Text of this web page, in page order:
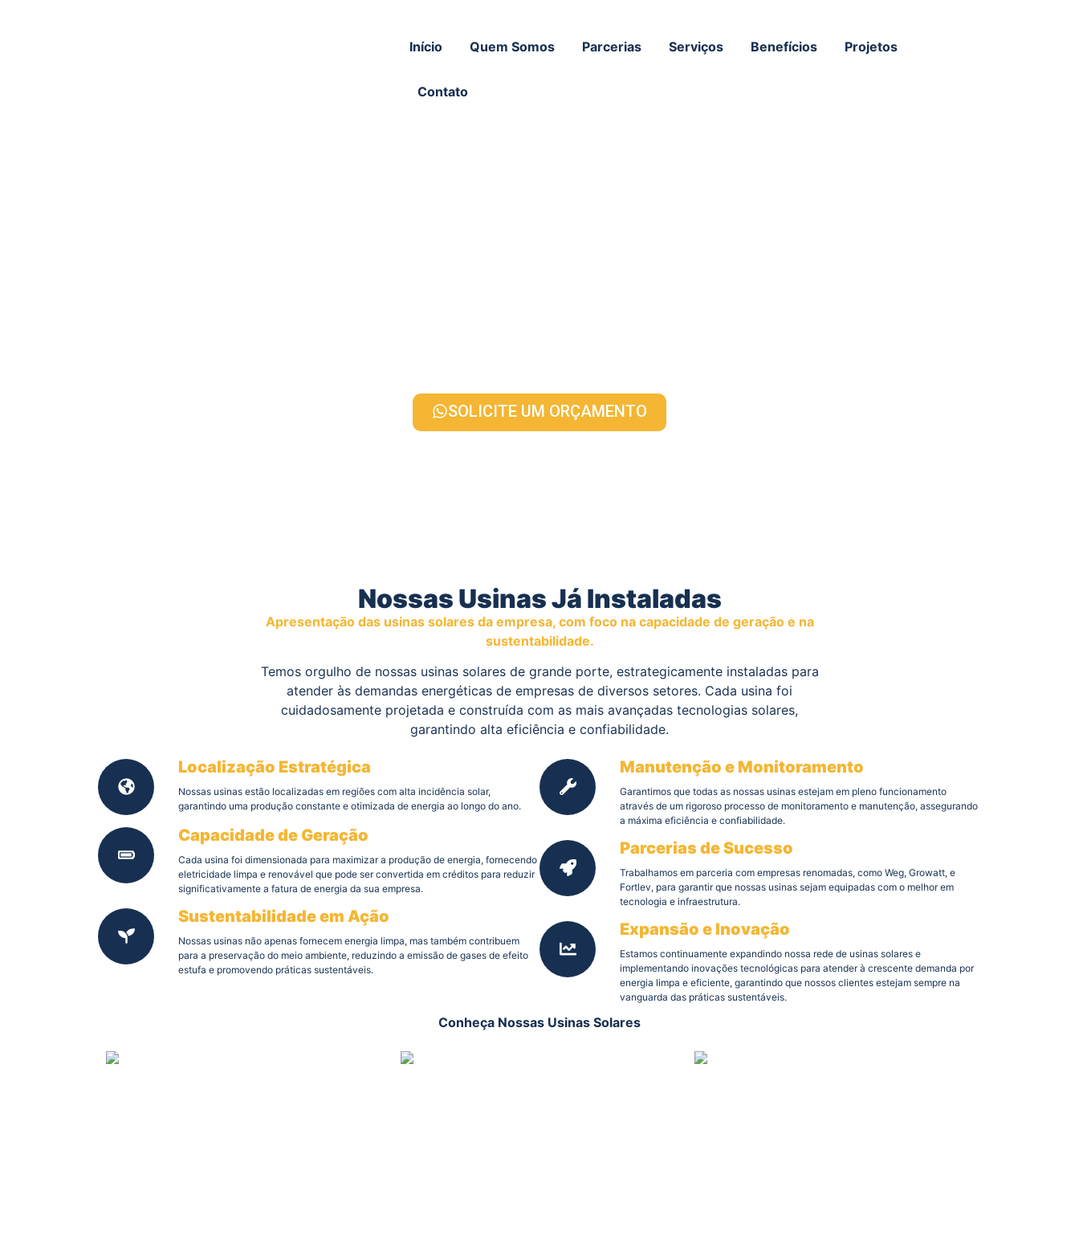
Início Quem Somos Parcerias Serviços Benefícios Projetos
Contato
SOLICITE UM ORÇAMENTO
Nossas Usinas Já Instaladas
Apresentação das usinas solares da empresa, com foco na capacidade de geração e na
sustentabilidade.
Temos orgulho de nossas usinas solares de grande porte, estrategicamente instaladas para
atender às demandas energéticas de empresas de diversos setores. Cada usina foi
cuidadosamente projetada e construída com as mais avançadas tecnologias solares,
garantindo alta eficiência e confiabilidade.
Localização Estratégica
Nossas usinas estão localizadas em regiões com alta incidência solar,
garantindo uma produção constante e otimizada de energia ao longo do ano.
Capacidade de Geração
Cada usina foi dimensionada para maximizar a produção de energia, fornecendo
eletricidade limpa e renovável que pode ser convertida em créditos para reduzir
significativamente a fatura de energia da sua empresa.
Sustentabilidade em Ação
Nossas usinas não apenas fornecem energia limpa, mas também contribuem
para a preservação do meio ambiente, reduzindo a emissão de gases de efeito
estufa e promovendo práticas sustentáveis.
Manutenção e Monitoramento
Garantimos que todas as nossas usinas estejam em pleno funcionamento
através de um rigoroso processo de monitoramento e manutenção, assegurando
a máxima eficiência e confiabilidade.
Parcerias de Sucesso
Trabalhamos em parceria com empresas renomadas, como Weg, Growatt, e
Fortlev, para garantir que nossas usinas sejam equipadas com o melhor em
tecnologia e infraestrutura.
Expansão e Inovação
Estamos continuamente expandindo nossa rede de usinas solares e
implementando inovações tecnológicas para atender à crescente demanda por
energia limpa e eficiente, garantindo que nossos clientes estejam sempre na
vanguarda das práticas sustentáveis.
Conheça Nossas Usinas Solares